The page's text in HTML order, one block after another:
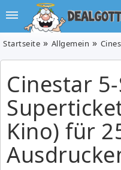
Startseite Allgemein Cinestar 5-
Cinestar
Kino) für